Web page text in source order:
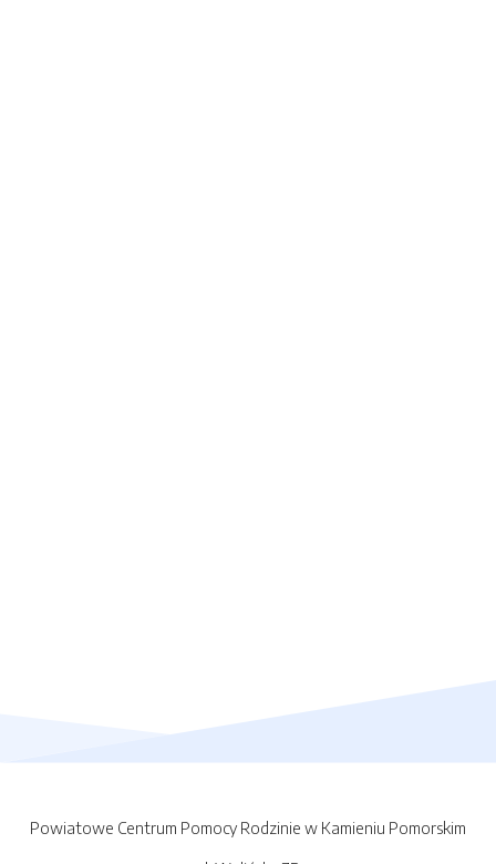
Powiatowe Centrum Pomocy Rodzinie w Kamieniu Pomorskim